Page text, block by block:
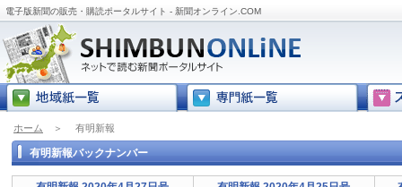
電子版新聞の販売・購読ポータルサイト - 新聞オンライン.COM
ホーム ＞ 有明新報
有明新報バックナンバー